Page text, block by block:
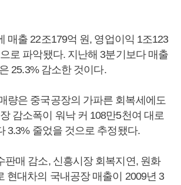
매출 22조179억 원, 영업이익 1조123
로 파악됐다. 지난해 3분기보다 매출
25.3% 감소한 것이다.
량은 중국공장의 가파른 회복세에도
감소폭이 워낙 커 108만5천여 대로
3.3% 줄었을 것으로 추정됐다.
판매 감소, 신흥시장 회복지연, 원화
현대차의 국내공장 매출이 2009년 3